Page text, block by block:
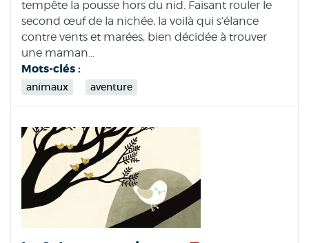
tempête la pousse hors du nid. Faisant rouler le
second œuf de la nichée, la voilà qui s’élance
contre vents et marées, bien décidée à trouver
une maman...
Mots-clés :
animaux aventure